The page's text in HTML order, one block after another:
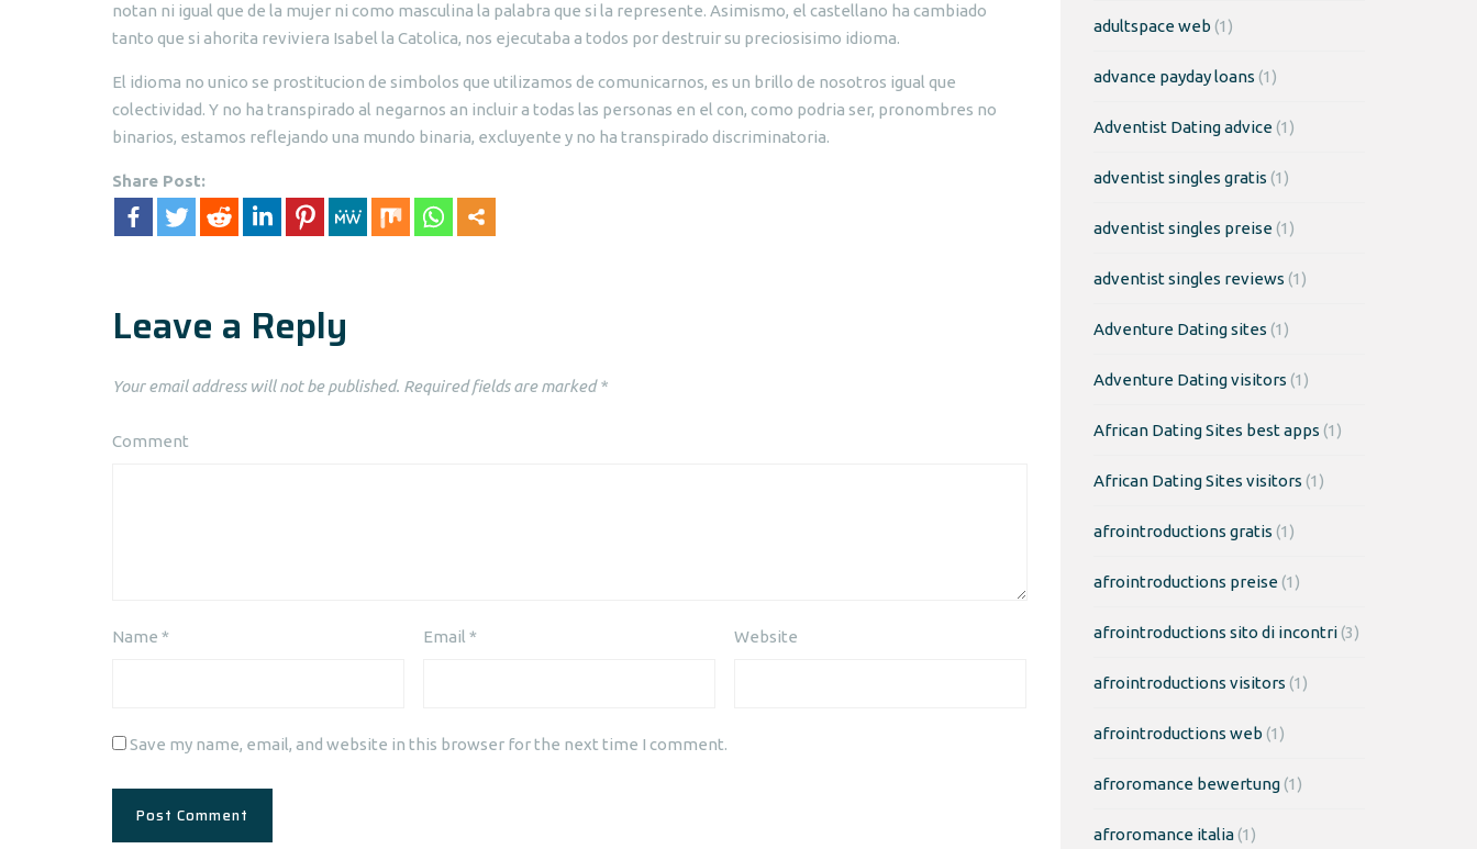
notan ni igual que de la mujer ni como masculina la palabra que si la represente. Asimismo, el castellano ha cambiado
tanto que si ahorita reviviera Isabel la Catolica, nos ejecutaba a todos por destruir su preciosisimo idioma.
El idioma no unico se prostitucion de simbolos que utilizamos de comunicarnos, es un brillo de nosotros igual que
colectividad. Y no ha transpirado al negarnos an incluir a todas las personas en el con, como podria ser, pronombres no
binarios, estamos reflejando una mundo binaria, excluyente y no ha transpirado discriminatoria.
Share Post:
Leave a Reply
Your email address will not be published. Required fields are marked*
Comment
Name * Email* Website
Save my name, email, and website in this browser for the next time I comment.
adultspace web (1)
advance payday loans (1)
Adventist Dating advice(1)
adventist singles gratis (1)
adventist singles preise(1)
adventist singles reviews (1)
Adventure Dating sites (1)
Adventure Dating visitors (1)
African Dating Sites best apps (1)
African Dating Sites visitors (1)
afrointroductions gratis (1)
afrointroductions preise(1)
afrointroductions sito di incontri(3)
afrointroductions visitors (1)
afrointroductions web (1)
afroromance bewertung(1)
afroromance italia(1)